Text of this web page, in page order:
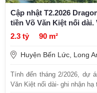
Cập nhật T2.2026
tiền Võ Văn Kiệt nối dài.
2.3 tỷ
90 m²
Huyện Bến Lức, Long
Tính đến tháng 2/2026, dự
Văn Kiệt nối dài- ghi nhận hạ